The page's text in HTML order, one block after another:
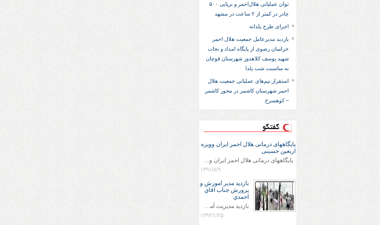
توان عملیاتی هلال‌احمر و برپایی ۵۰۰
چادر در کمتر از ۲ ساعت در مشهد
اجرای طرح یلدانه
بازدید مدیرعامل جمعیت هلال احمر
خراسان رضوی از پایگاه امداد و نجات
شهید یوسف کلاهدوز شهرستان قوچان
به مناسبت شب یلدا
استقرار تیم‌های عملیاتی جمعیت هلال
احمر شهرستان کاشمر در محور کاشمر
– کوهسرخ
گفتگو
پایگاههای درمانی هلال احمر ایران وویزه
اربعین حسینی
پایگاههای درمانی هلال احمر ایران وویزه اربعین حسینی
۱۳۹۶/۸/۹
بازديد مدير اموزش و
پرورش جناب اقاي
احمدي
بازديد مديريت آموزش و پروش جناب اقاي احمدي به همراه اعضاي ستاد اسكان آموزش و پروش شهرستان سرخس در ساعت 11:30 در مورخه 11/1/1394 صورت گرفت و مسئولین با حضور در پست مسافرين نوروزی كه جمعیت هلال احمر شهرستان از نزدیک در جریان روند اجرای طرح های قرار گرفتند .
۱۳۹۴/۱/۲۵